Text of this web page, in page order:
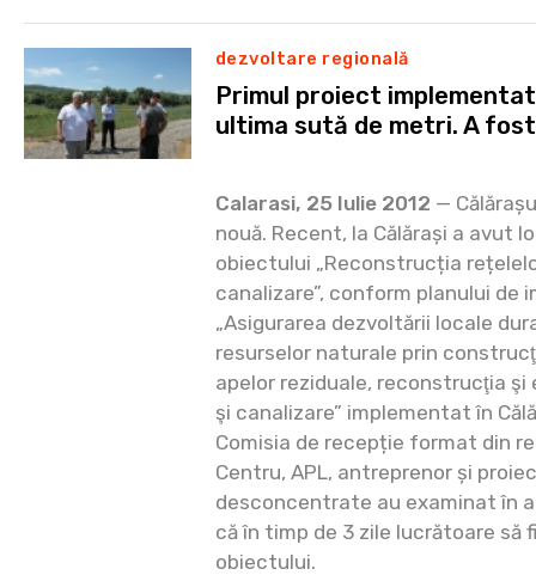
dezvoltare regională
Primul proiect
ultima sută de metri. A
Calarasi, 25 Iulie 2012 —
nouă. Recent, la Călărași a avut
obiectului „Reconstrucția
canalizare”, conform planului de
„Asigurarea dezvoltării locale
resurselor naturale prin
apelor reziduale, reconstrucţia şi
şi canalizare” implementat în
Comisia de recepție format din
Centru, APL, antreprenor și
desconcentrate au examinat în
că în timp de 3 zile lucrătoare să
obiectului.